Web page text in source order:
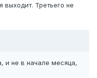
выходит. Третьего не
и не в начале месяца,